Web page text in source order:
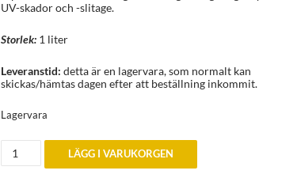
UV-skador och -slitage.
Storlek:1 liter
Leveranstid: detta är en lagervara, som normalt kan
skickas/hämtas dagen efter att beställning inkommit.
Lagervara
Båtvax
Flagship
Marine
LÄGG I VARUKORGEN